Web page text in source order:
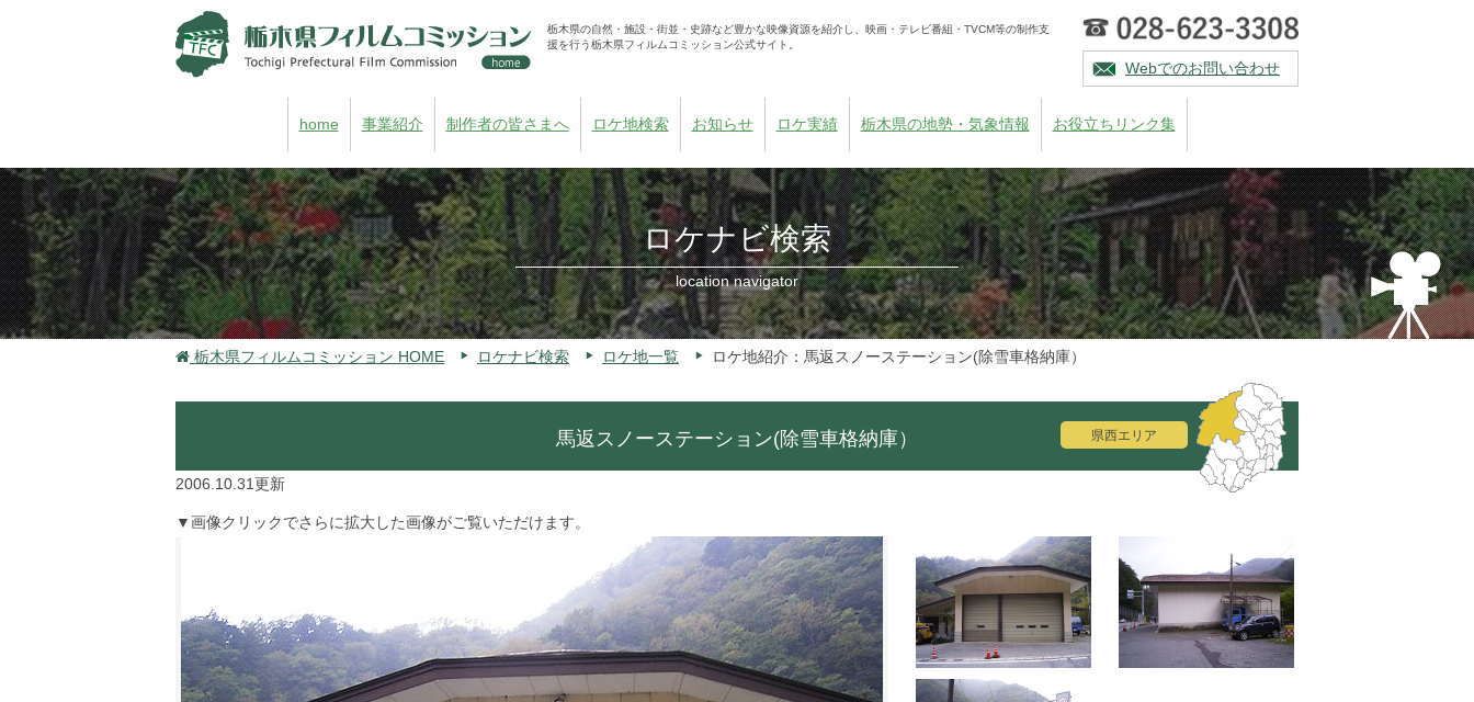
栃木県の自然・施設・街並・史跡など豊かな映像資源を紹介し、映画・テレビ番組・TVCM等の制作支
援を行う栃木県フィルムコミッション公式サイト。
Webでのお問い合わせ
home 事業紹介 制作者の皆さまへ ロケ地検索 お知らせ ロケ実績 栃木県の地勢・気象情報 お役立ちリンク集
ロケナビ検索
location navigator
栃木県フィルムコミッション HOME ロケナビ検索 ロケ地一覧 ロケ地紹介：馬返スノーステーション(除雪車格納庫）
馬返スノーステーション(除雪車格納庫） 県西エリア
2006.10.31更新
▼画像クリックでさらに拡大した画像がご覧いただけます。